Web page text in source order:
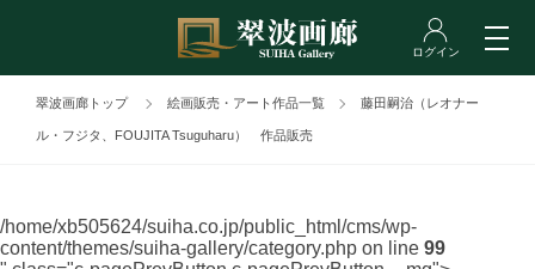
翠波画廊トップ 絵画販売・アート作品一覧 藤田嗣治（レオナー
ル・フジタ、FOUJITA Tsuguharu） 作品販売
/home/xb505624/suiha.co.jp/public_html/cms/wp-
content/themes/suiha-gallery/category.php on line 99